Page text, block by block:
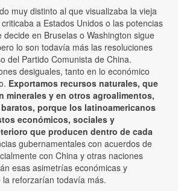
muy distinto al que visualizaba la vieja
a Estados Unidos o las potencias
en Bruselas o Washington sigue
lo son todavía más las resoluciones
del Partido Comunista de China.
desiguales, tanto en lo económico
Exportamos recursos naturales, que
minerales y en otros agroalimentos,
porque los latinoamericanos
económicos, sociales y
que producen dentro de cada
gubernamentales con acuerdos de
con China y otras naciones
esas asimetrías económicas y
reforzarían todavía más.